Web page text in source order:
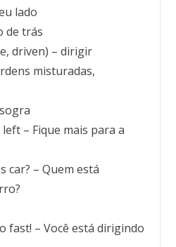
lado
de trás
driven) – dirigir
misturadas,
– Fique mais para a
car? – Quem está
fast! – Você está dirigindo